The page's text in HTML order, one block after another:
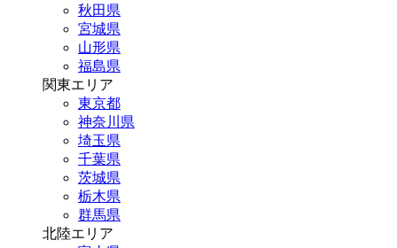
秋田県
宮城県
山形県
福島県
関東エリア
東京都
神奈川県
埼玉県
千葉県
茨城県
栃木県
群馬県
北陸エリア